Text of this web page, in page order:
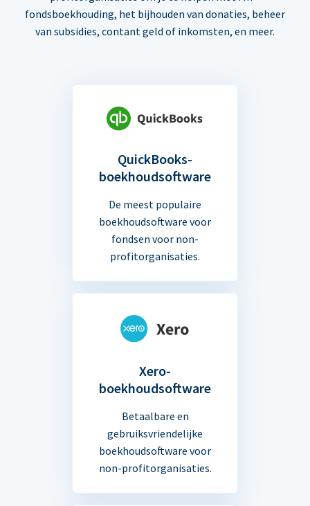
fondsboekhouding, het bijhouden van donaties, beheer
van subsidies, contant geld of inkomsten, en meer.
QuickBooks-
boekhoudsoftware
De meest populaire
boekhoudsoftware voor
fondsen voor non-
profitorganisaties.
Xero-
boekhoudsoftware
Betaalbare en
gebruiksvriendelijke
boekhoudsoftware voor
non-profitorganisaties.